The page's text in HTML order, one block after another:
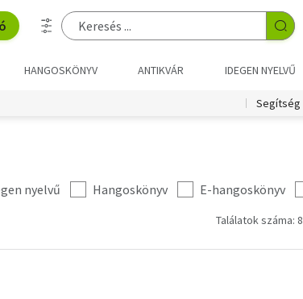
HANGOSKÖNYV ANTIKVÁR IDEGEN NYELVŰ
Segítség
nyelvű Hangoskönyv E-hangoskönyv
Találatok száma: 8